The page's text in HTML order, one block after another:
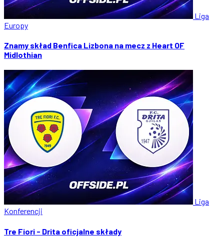
Liga
Europy
Znamy skład Benfica Lizbona na mecz z Heart OF
Midlothian
Liga
Konferencji
Tre Fiori - Drita oficjalne składy